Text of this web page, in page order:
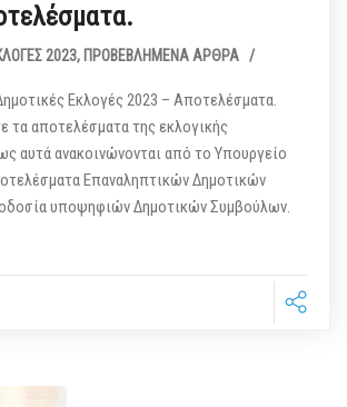
2023, ΠΡΟΒΕΒΛΗΜΈΝΑ ΆΡΘΡΑ /
Εκλογές 2023 – Αποτελέσματα.
τα αποτελέσματα της εκλογικής
αυτά ανακοινώνονται από το Υπουργείο
Επαναληπτικών Δημοτικών
υποψηφιών Δημοτικών Συμβούλων.